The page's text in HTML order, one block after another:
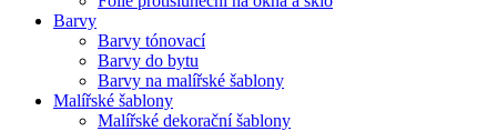
Barvy
Barvy tónovací
Barvy do bytu
Barvy na malířské šablony
Malířské šablony
Malířské dekorační šablony